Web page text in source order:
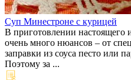
Суп Минестроне с курицей
В приготовлении настоящего
очень много нюансов – от
заправки из соуса песто или
Поэтому за ...